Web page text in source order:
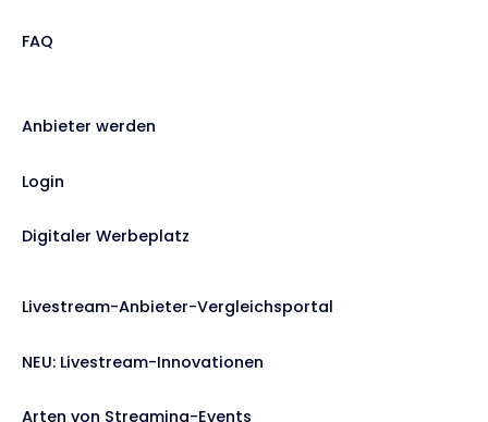
FAQ
Anbieter werden
Login
Digitaler Werbeplatz
Livestream-Anbieter-Vergleichsportal
NEU: Livestream-Innovationen
Arten von Streaming-Events